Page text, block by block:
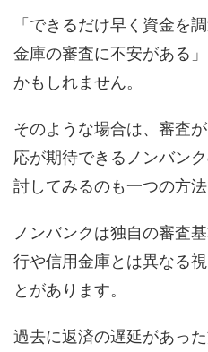
「できるだけ早く資金を
金庫の審査に不安がある
かもしれません。
そのような場合は、審査
応が期待できるノンバン
討してみるのも一つの方法
ノンバンクは独自の審査
行や信用金庫とは異なる
とがあります。
過去に返済の遅延があっ